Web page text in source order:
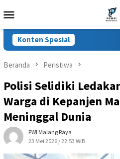
ke
Mobile
Konten Spesial
Beranda Peristiwa
Polisi Selidiki
Warga di Kepanjen
Meninggal Dunia
PWI Malang Raya
23 Mei 2026 / 22:53 WIB